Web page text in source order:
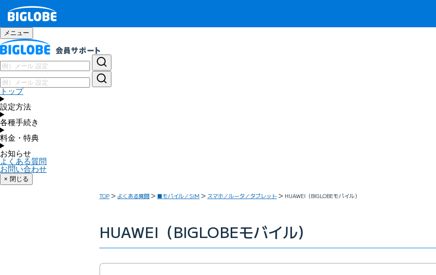
メニュー
トップ
設定方法
各種手続き
料金・特典
お知らせ
よくある質問
お問い合わせ
× 閉じる
TOP よくある質問 ■モバイル／SIM スマホ／ルータ／タブレット HUAWEI（BIGLOBEモバイル）
HUAWEI（BIGLOBEモバイル）